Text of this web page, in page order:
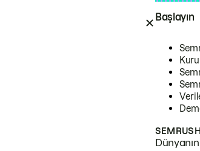
Başlayın